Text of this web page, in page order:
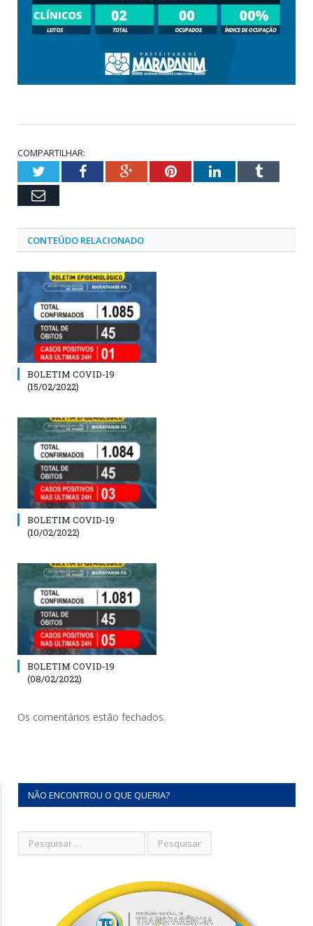
COMPARTILHAR:
TwitterFacebookGoogle+PinterestLinkedInTumblr
Email
CONTEÚDO RELACIONADO
BOLETIM COVID-19
(15/02/2022)
BOLETIM COVID-19
(10/02/2022)
BOLETIM COVID-19
(08/02/2022)
Os comentários estão fechados.
NÃO ENCONTROU O QUE QUERIA?